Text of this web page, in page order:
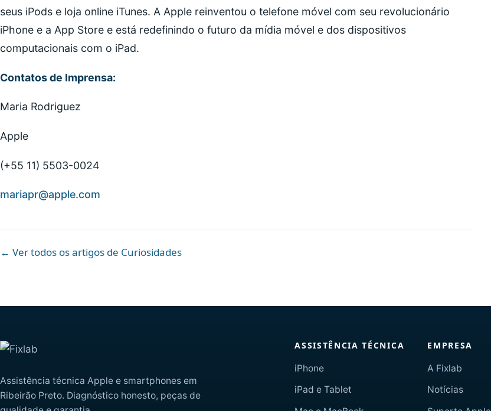
seus iPods e loja online iTunes. A Apple reinventou o telefone móvel com seu revolucionário
iPhone e a App Store e está redefinindo o futuro da mídia móvel e dos dispositivos
computacionais com o iPad.
Contatos de Imprensa:
Maria Rodriguez
Apple
(+55 11) 5503-0024
mariapr@apple.com
← Ver todos os artigos de Curiosidades
Assistência técnica Apple e smartphones em
Ribeirão Preto. Diagnóstico honesto, peças de
ASSISTÊNCIA TÉCNICA
iPhone
iPad e Tablet
EMPRESA
A Fixlab
Notícias